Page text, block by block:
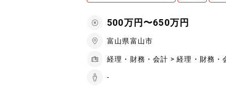
500万円〜650万円
富山県富山市
経理・財務・会計 > 経理・財務・
-